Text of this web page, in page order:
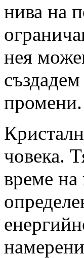
нива на
нея
промени.
човека.
време на